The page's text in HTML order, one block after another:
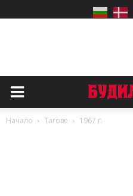
Начало Тагове 1967 г.